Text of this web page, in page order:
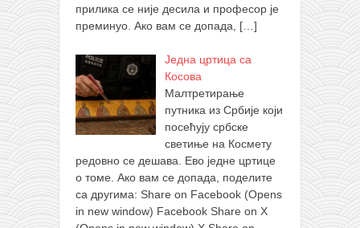
прилика се није десила и професор је
преминуо. Ако вам се допада, […]
Једна цртица са
Косова
Малтретирање
путника из Србије који
посећују србске
светиње на Космету
редовно се дешава. Ево једне цртице
о томе. Ако вам се допада, поделите
са другима: Share on Facebook (Opens
in new window) Facebook Share on X